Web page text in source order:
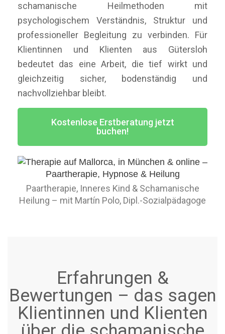
schamanische Heilmethoden mit
psychologischem Verständnis, Struktur und
professioneller Begleitung zu verbinden. Für
Klientinnen und Klienten aus Gütersloh
bedeutet das eine Arbeit, die tief wirkt und
gleichzeitig sicher, bodenständig und
nachvollziehbar bleibt.
Kostenlose Erstberatung jetzt
buchen!
Paartherapie, Inneres Kind & Schamanische
Heilung – mit Martín Polo, Dipl.-Sozialpädagoge
Erfahrungen &
Bewertungen – das sagen
Klientinnen und Klienten